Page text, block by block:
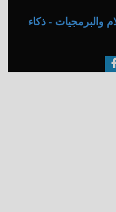
والبرمجيات - ذكاء